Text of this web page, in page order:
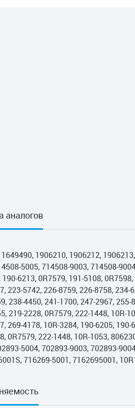
аналогов
1906210, 1906212,
5005, 714508-9003, 714508-
190-6213, 0R7579, 191-5108,
223-5742, 226-8759, 226-8758,
238-4450, 241-1700, 247-2967,
219-2228, 0R7579, 222-1448, 10R-
269-4178, 10R-3284, 190-6205,
0R7579, 222-1448, 10R-1053,
5004, 702893-9003, 702893-
716269-5001, 7162695001,